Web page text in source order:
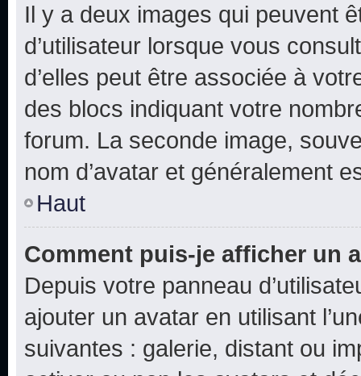
Il y a deux images qui peuvent
d’utilisateur lorsque vous
d’elles peut être associée à
des blocs indiquant votre
forum. La seconde image,
nom d’avatar et généralement
Haut
Comment puis-je afficher un
Depuis votre panneau
ajouter un avatar en utilisant
suivantes : galerie, distant ou